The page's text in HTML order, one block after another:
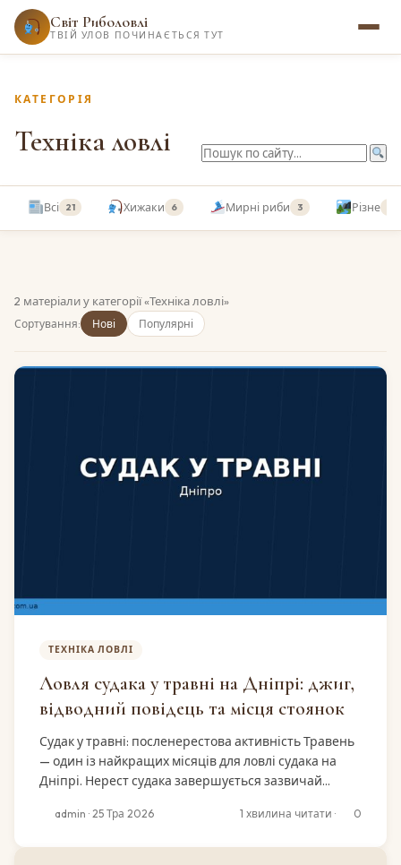
Світ Риболовлі
ТВІЙ УЛОВ ПОЧИНАЄТЬСЯ ТУТ
КАТЕГОРІЯ
Техніка ловлі
Всі 21 Хижаки 6 Мирні риби 3 Різне
2 матеріали у категорії «Техніка ловлі»
Сортування: Нові Популярні
ТЕХНІКА ЛОВЛІ
Ловля судака у травні на Дніпрі: джиг,
відводний повідець та місця стоянок
Судак у травні: посленерестова активність Травень
— один із найкращих місяців для ловлі судака на
Дніпрі. Нерест судака завершується зазвичай…
admin · 25 Тра 2026 1 хвилина читати · 0